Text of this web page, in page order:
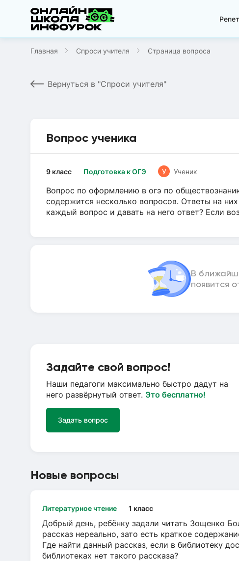
Главная Спроси учителя Страница вопроса
Вернуться в "Спроси учителя"
Вопрос ученика
Подготовка к ОГЭ
9 класс У Ученик
Вопрос по оформлению в огэ по
содержится несколько вопросов. Ответы на
каждый вопрос и давать на него ответ? Если
В
появится
Задайте свой вопрос!
Наши педагоги максимально быстро дадут на
него развёрнутый ответ. Это бесплатно!
Задать вопрос
Новые вопросы
Литературное чтение 1 класс
Добрый день, ребёнку задали читать Зощенко
рассказ нереально, зато есть краткое
Где найти данный рассказ, если в библиотеку
библиотеках нет такого рассказа?